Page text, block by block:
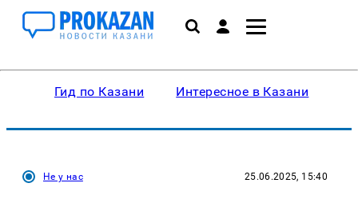
Гид по Казани Интересное в Казани
Не у нас 25.06.2025, 15:40